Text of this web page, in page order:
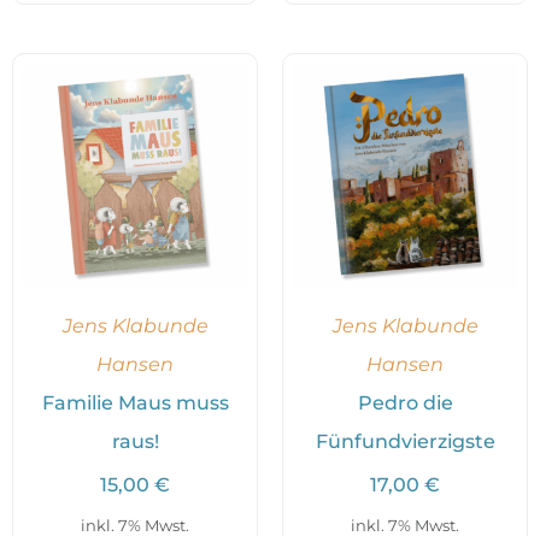
Jens Klabunde
Hansen
Familie Maus muss
raus!
15,00 €
inkl. 7% Mwst.
Jens Klabunde
Hansen
Pedro die
Fünfundvierzigste
17,00 €
inkl. 7% Mwst.